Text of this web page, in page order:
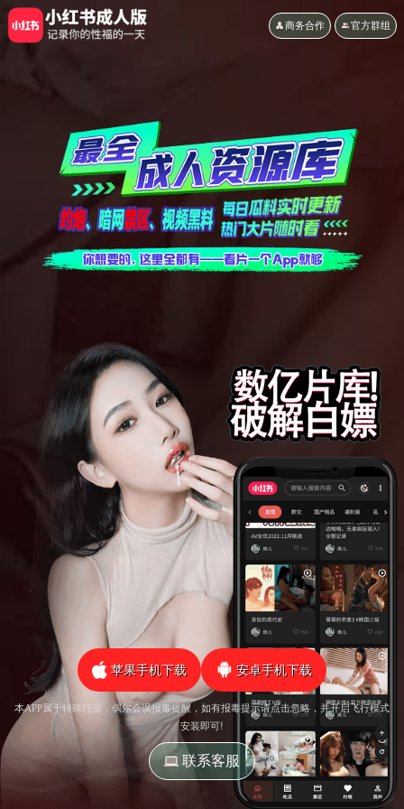
商务合作 官方群组
苹果手机下载 安卓手机下载
本APP属于特殊行业，偶尔会误报毒提醒，如有报毒提示请点击忽略，并开启飞行模式
安装即可!
联系客服